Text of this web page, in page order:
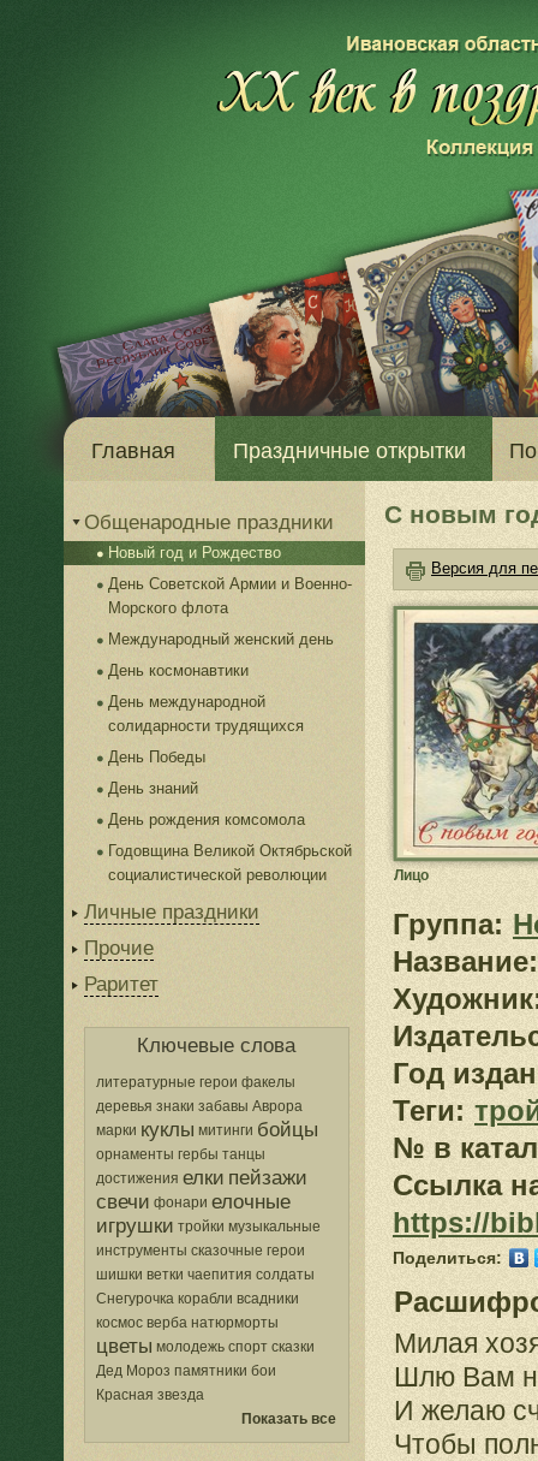
Главная Праздничные открытки
Общенародные праздники
Новый год и Рождество
День Советской Армии и Военно-
Морского флота
Международный женский день
День космонавтики
День международной
солидарности трудящихся
День Победы
День знаний
День рождения комсомола
Годовщина Великой Октябрьской
социалистической революции
Личные праздники
Прочие
Раритет
Ключевые слова
литературные герои факелы
деревья знаки забавы Аврора
марки куклы митинги бойцы
орнаменты гербы танцы
достижения елки пейзажи
свечи фонари елочные
игрушки тройки музыкальные
инструменты сказочные герои
шишки ветки чаепития солдаты
Снегурочка корабли всадники
космос верба натюрморты
цветы молодежь спорт сказки
Дед Мороз памятники бои
Красная звезда
Показать все
С новым
Версия для
Лицо
Группа:
Название:
Год
Теги:
№ в
Ссылка
https://
Поделиться:
Милая
Шлю Вам
И желаю
Чтобы